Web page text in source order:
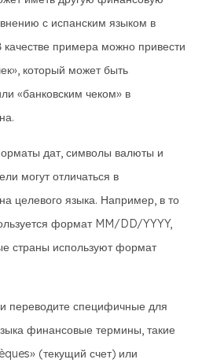
с испанским языком в
примера можно привести
который может быть
«банковским чеком» в
дат, символы валюты и
могут отличаться в
целевого языка. Например, в то
формат MM/DD/YYYY,
страны используют формат
переводите специфичные для
финансовые термины, такие
(текущий счет) или